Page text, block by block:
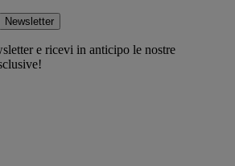
Newsletter
e ricevi in anticipo le nostre